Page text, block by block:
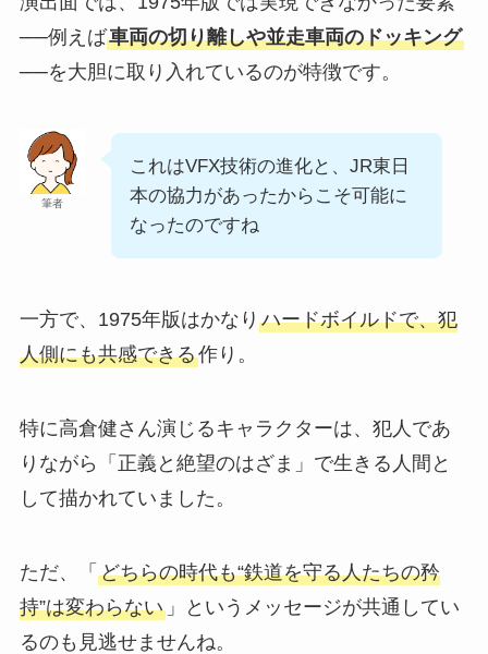
──例えば車両の切り離しや並走車両のドッキング
──を大胆に取り入れているのが特徴です。
筆者
これはVFX技術の進化と、JR東日
本の協力があったからこそ可能に
なったのですね
一方で、1975年版はかなり ハードボイルドで、犯
人側にも共感できる作り。
特に高倉健さん演じるキャラクターは、犯人であ
りながら「正義と絶望のはざま」で生きる人間と
して描かれていました。
ただ、「 どちらの時代も“鉄道を守る人たちの矜
持”は変わらない」というメッセージが共通してい
るのも見逃せませんね。